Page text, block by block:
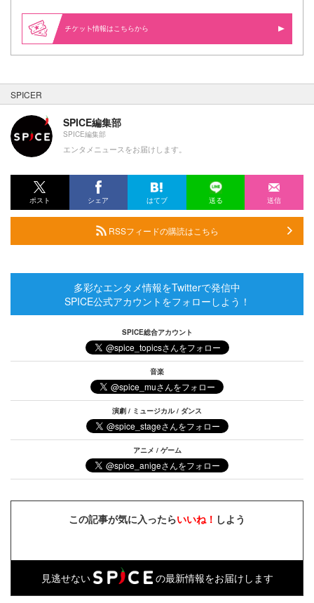
情報はこちらから
SPICER
SPICE編集部
SPICE編集部
エンタメニュースをお届けします。
ポスト シェア はてブ 送る 送信
RSSフィードの購読はこちら
多彩なエンタメ情報をTwitterで発信中
SPICE公式アカウントをフォローしよう！
SPICE総合アカウント
音楽
演劇 / ミュージカル / ダンス
アニメ / ゲーム
この記事が気に入ったらいいね！ しよう
見逃せない の最新情報をお届けします